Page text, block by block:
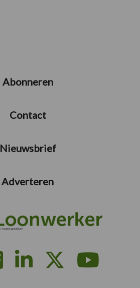
Abonneren
Contact
Nieuwsbrief
Adverteren